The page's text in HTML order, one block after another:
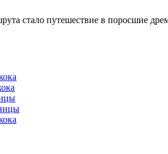
стало путешествие в поросшие